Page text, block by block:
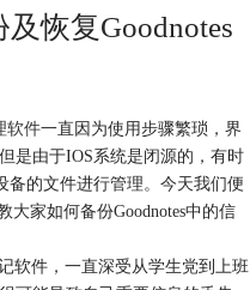
恢复Goodnotes
软件一直因为使用步骤繁琐，界
是由于IOS系统是闭源的，有时
备的文件进行管理。今天我们便
大家如何备份Goodnotes中的信
软件，一直深受从学生党到上班